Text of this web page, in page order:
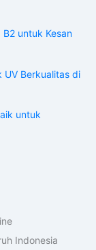
untuk Kesan
UV Berkualitas di
untuk
Indonesia